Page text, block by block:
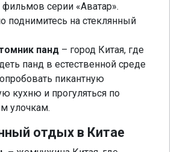
фильмов серии «Аватар».
поднимитесь на стеклянный
панд – город Китая, где
панд в естественной среде
пикантную
кухню и прогуляться по
улочкам.
отдых в Китае